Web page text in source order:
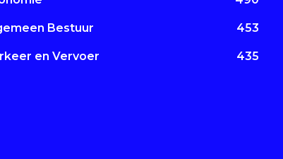
Bestuur 453
en Vervoer 435